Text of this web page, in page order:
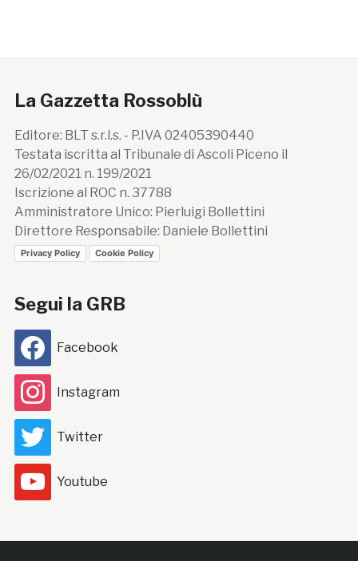
La Gazzetta Rossoblù
Editore: BLT s.r.l.s. - P.IVA 02405390440
Testata iscritta al Tribunale di Ascoli Piceno il
26/02/2021 n. 199/2021
Iscrizione al ROC n. 37788
Amministratore Unico: Pierluigi Bollettini
Direttore Responsabile: Daniele Bollettini
Privacy Policy Cookie Policy
Segui la GRB
Facebook
Instagram
Twitter
Youtube